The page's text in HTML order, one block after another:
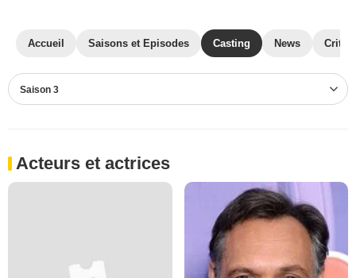
Accueil Saisons et Episodes Casting News
Saison 3
Acteurs et actrices